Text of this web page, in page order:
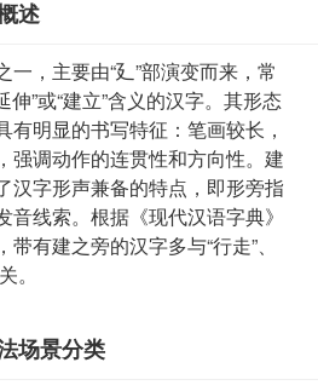
述
，主要由“廴”部演变而来，常
伸”或“建立”含义的汉字。其形态
有明显的书写特征：笔画较长，
强调动作的连贯性和方向性。建
汉字形声兼备的特点，即形旁指
线索。根据《现代汉语字典》
有建之旁的汉字多与“行走”、
。
场景分类